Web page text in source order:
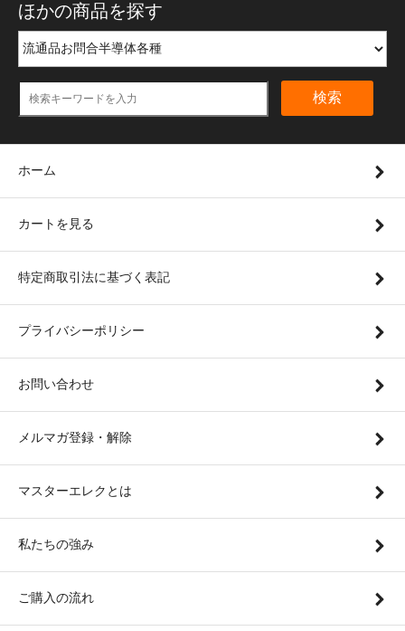
ほかの商品を探す
検索
ホーム
カートを見る
特定商取引法に基づく表記
プライバシーポリシー
お問い合わせ
メルマガ登録・解除
マスターエレクとは
私たちの強み
ご購入の流れ